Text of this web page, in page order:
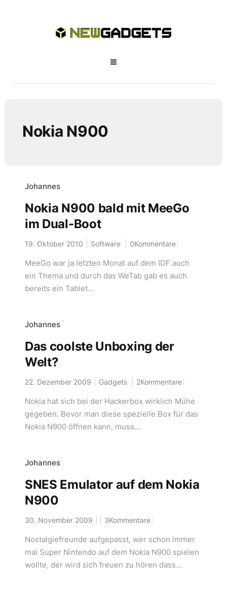
Nokia N900
Johannes
Nokia N900 bald mit MeeGo
im Dual-Boot
19. Oktober 2010 Software 0Kommentare
MeeGo war ja letzten Monat auf dem IDF auch
ein Thema und durch das WeTab gab es auch
bereits ein Tablet...
Johannes
Das coolste Unboxing der
Welt?
22. Dezember 2009 Gadgets 2Kommentare
Nokia hat sich bei der Hackerbox wirklich Mühe
gegeben. Bevor man diese spezielle Box für das
Nokia N900 öffnen kann, muss...
Johannes
SNES Emulator auf dem Nokia
N900
30. November 2009 3Kommentare
Nostalgiefreunde aufgepasst, wer schon immer
mal Super Nintendo auf dem Nokia N900 spielen
wollte, der wird sich freuen zu hören dass...